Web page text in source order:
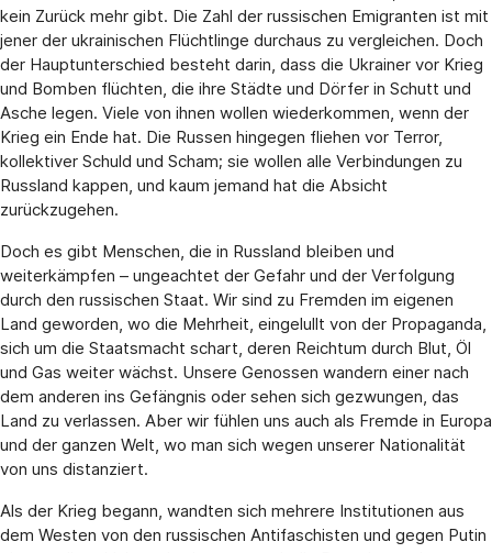
kein Zurück mehr gibt. Die Zahl der russischen Emigranten ist mit
jener der ukrainischen Flüchtlinge durchaus zu vergleichen. Doch
der Hauptunterschied besteht darin, dass die Ukrainer vor Krieg
und Bomben flüchten, die ihre Städte und Dörfer in Schutt und
Asche legen. Viele von ihnen wollen wiederkommen, wenn der
Krieg ein Ende hat. Die Russen hingegen fliehen vor Terror,
kollektiver Schuld und Scham; sie wollen alle Verbindungen zu
Russland kappen, und kaum jemand hat die Absicht
zurückzugehen.
Doch es gibt Menschen, die in Russland bleiben und
weiterkämpfen – ungeachtet der Gefahr und der Verfolgung
durch den russischen Staat. Wir sind zu Fremden im eigenen
Land geworden, wo die Mehrheit, eingelullt von der Propaganda,
sich um die Staatsmacht schart, deren Reichtum durch Blut, Öl
und Gas weiter wächst. Unsere Genossen wandern einer nach
dem anderen ins Gefängnis oder sehen sich gezwungen, das
Land zu verlassen. Aber wir fühlen uns auch als Fremde in Europa
und der ganzen Welt, wo man sich wegen unserer Nationalität
von uns distanziert.
Als der Krieg begann, wandten sich mehrere Institutionen aus
dem Westen von den russischen Antifaschisten und gegen Putin